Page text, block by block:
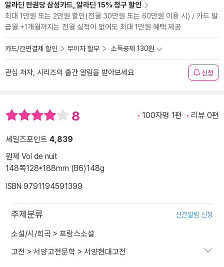
알라딘 만권당 삼성카드, 알라딘 15% 청구 할인
최대 1만원 또는 2만원 할인(전월 30만원 또는 60만원 이용 시) / 카드 발
급월 +1개월까지는 전월 실적이 없어도 최대 1만원 혜택 제공
카드/간편결제 할인 무이자 할부 소득공제 130원
관심 저자, 시리즈의 출간 알림을 받아보세요 신청
8 100자평 1편 리뷰 0편
세일즈포인트 4,839
원제 Vol de nuit
148쪽128*188mm (B6)148g
ISBN 9791194591399
주제분류 신간알림 신청
소설/시/희곡 > 프랑스소설
고전 > 서양고전문학 > 서양현대고전